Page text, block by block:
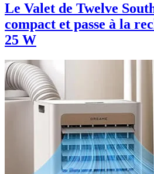
Le Valet de Twelve
compact et passe à la
25 W